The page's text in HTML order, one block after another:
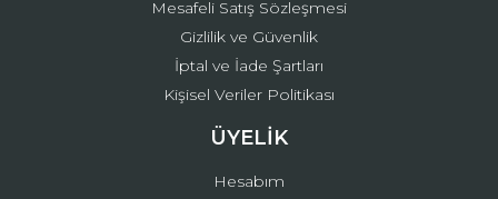
Mesafeli Satış Sözleşmesi
Gizlilik ve Güvenlik
İptal ve İade Şartları
Kişisel Veriler Politikası
ÜYELİK
Hesabım